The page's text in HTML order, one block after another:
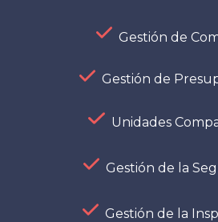
Gestión de
Gestión de
Unidades
Gestión de la
Gestión de la